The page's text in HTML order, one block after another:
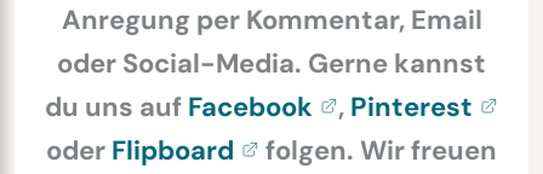
Anregung per Kommentar, Email
oder Social-Media. Gerne kannst
du uns auf Facebook , Pinterest
oder Flipboard
folgen. Wir freuen